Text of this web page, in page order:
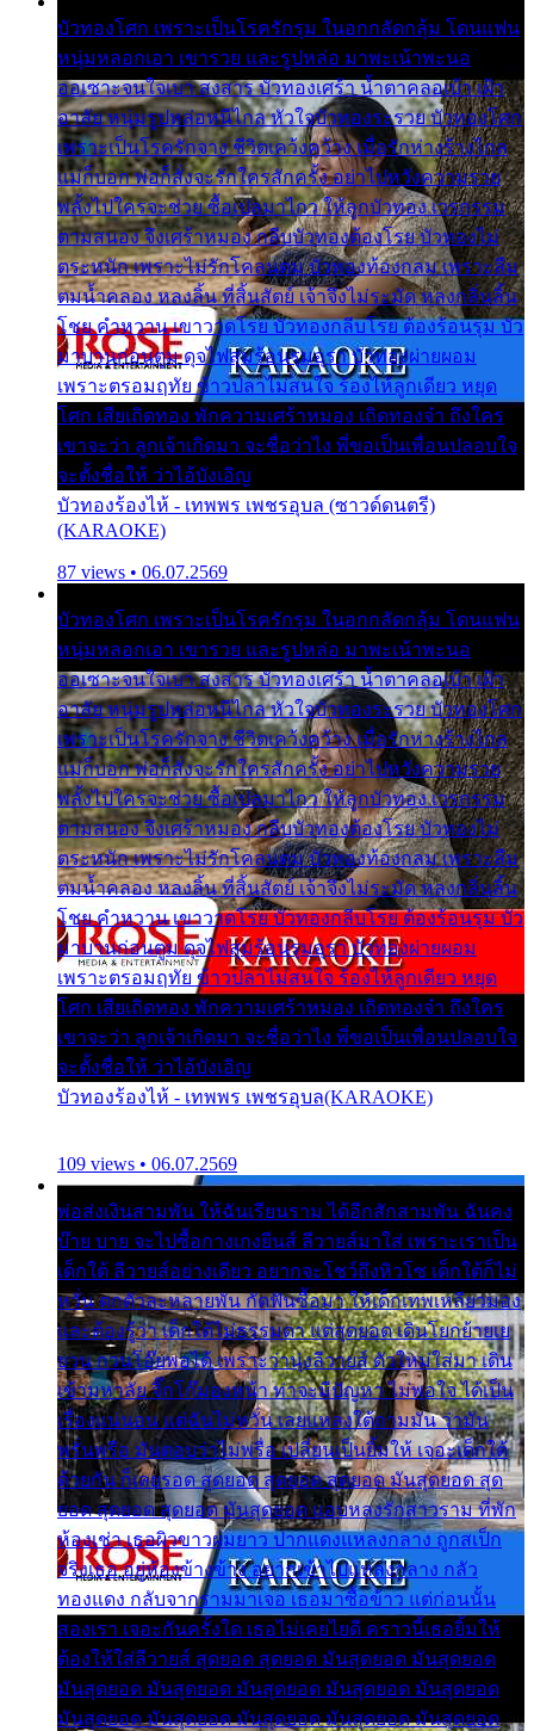
บัวทองโศก เพราะเป็นโรครักรุม ในอกกลัดกลุ้ม โดนแฟน
หนุ่มหลอกเอา เขารวย และรูปหล่อ มาพะเน้าพะนอ
ออเซาะจนใจเบา สงสาร บัวทองเศร้า น้ำตาคลอเบ้า เฝ้า
อาลัย หนุ่มรูปหล่อหนีไกล หัวใจบัวทองระรวย บัวทองโศก
เพราะเป็นโรครักจาง ชีวิตเคว้งคว้าง เมื่อรักห่างร้างไกล
แม่ก็บอก พ่อก็สั่งจะรักใครสักครั้ง อย่าไปหวังความรวย
พลั้งไปใครจะช่วย ซื้อเปลมาไกว ให้ลูกบัวทอง เวรกรรม
ตามสนอง จึงเศร้าหมอง กลีบบัวทองต้องโรย บัวทองไม่
ตระหนัก เพราะไม่รักโคลนตม บัวทองท้องกลม เพราะลืม
ตมน้ำคลอง หลงลิ้น ที่สิ้นสัตย์ เจ้าจึงไม่ระมัด หลงกลิ่นลิ้น
โชย คำหวาน เขาวาดโรย บัวทองกลีบโรย ต้องร้อนรุม บัว
มาบานก่อนตูม ดุจไฟสุมร้อนรุมอุรา บัวทองผ่ายผอม
เพราะตรอมฤทัย ข้าวปลาไม่สนใจ ร้องไห้ลูกเดียว หยุด
โศก เสียเถิดทอง พักความเศร้าหมอง เถิดทองจ๋า ถึงใคร
เขาจะว่า ลูกเจ้าเกิดมา จะชื่อว่าไง พี่ขอเป็นเพื่อนปลอบใจ
จะตั้งชื่อให้ ว่าไอ้บังเอิญ
บัวทองร้องไห้ - เทพพร เพชรอุบล (ซาวด์ดนตรี)
(KARAOKE)
87 views • 06.07.2569
บัวทองโศก เพราะเป็นโรครักรุม ในอกกลัดกลุ้ม โดนแฟน
หนุ่มหลอกเอา เขารวย และรูปหล่อ มาพะเน้าพะนอ
ออเซาะจนใจเบา สงสาร บัวทองเศร้า น้ำตาคลอเบ้า เฝ้า
อาลัย หนุ่มรูปหล่อหนีไกล หัวใจบัวทองระรวย บัวทองโศก
เพราะเป็นโรครักจาง ชีวิตเคว้งคว้าง เมื่อรักห่างร้างไกล
แม่ก็บอก พ่อก็สั่งจะรักใครสักครั้ง อย่าไปหวังความรวย
พลั้งไปใครจะช่วย ซื้อเปลมาไกว ให้ลูกบัวทอง เวรกรรม
ตามสนอง จึงเศร้าหมอง กลีบบัวทองต้องโรย บัวทองไม่
ตระหนัก เพราะไม่รักโคลนตม บัวทองท้องกลม เพราะลืม
ตมน้ำคลอง หลงลิ้น ที่สิ้นสัตย์ เจ้าจึงไม่ระมัด หลงกลิ่นลิ้น
โชย คำหวาน เขาวาดโรย บัวทองกลีบโรย ต้องร้อนรุม บัว
มาบานก่อนตูม ดุจไฟสุมร้อนรุมอุรา บัวทองผ่ายผอม
เพราะตรอมฤทัย ข้าวปลาไม่สนใจ ร้องไห้ลูกเดียว หยุด
โศก เสียเถิดทอง พักความเศร้าหมอง เถิดทองจ๋า ถึงใคร
เขาจะว่า ลูกเจ้าเกิดมา จะชื่อว่าไง พี่ขอเป็นเพื่อนปลอบใจ
จะตั้งชื่อให้ ว่าไอ้บังเอิญ
บัวทองร้องไห้ - เทพพร เพชรอุบล(KARAOKE)
109 views • 06.07.2569
พ่อส่งเงินสามพัน ให้ฉันเรียนราม ได้อีกสักสามพัน ฉันคง
บ๊าย บาย จะไปซื้อกางเกงยีนส์ ลีวายส์มาใส่ เพราะเราเป็น
เด็กใต้ ลีวายส์อย่างเดียว อยากจะโชว์ถึงหิวโซ เด็กใต้ก็ไม่
หวั่น ตกตัวละหลายพัน กัดฟันซื้อมา ให้เด็กเทพเหลียวมอง
และต้องรู้ว่า เด็กใต้ไม่ธรรมดา แต่สุดยอด เดินโยกย้ายเย
ยวน กวนโอ๊ยพอได้ เพราะว่านุ่งลีวายส์ ตัวใหม่ใส่มา เดิน
เข้ามหาลัย จิ๊กโก๊มองหน้า ท่าจะมีปัญหา ไม่พอใจ ได้เป็น
เรื่องแน่นอน แต่ฉันไม่หวั่น เลยแหลงใต้ถามมัน ว่ามัน
พรั่นพรือ มันตอบว่าไม่พรื่อ เปลี่ยนเป็นยิ้มให้ เจอะเด็กใต้
ด้วยกัน ก็เลยรอด สุดยอด สุดยอด สุดยอด มันสุดยอด สุด
ยอด สุดยอด สุดยอด มันสุดยอด แอบหลงรักสาวราม ที่พัก
ห้องเช่า เธอผิวขาวผมยาว ปากแดงแหลงกลาง ถูกสเป็ก
จริงเธอ อยู่ห้องข้างข้าง อยากเข้าไปแหลงกลาง กลัว
ทองแดง กลับจากรามมาเจอ เธอมาซื้อข้าว แต่ก่อนนั้น
สองเรา เจอะกันครั้งใด เธอไม่เคยไยดี คราวนี้เธอยิ้มให้
ต้องให้ใส่ลีวายส์ สุดยอด สุดยอด มันสุดยอด มันสุดยอด
มันสุดยอด มันสุดยอด มันสุดยอด มันสุดยอด มันสุดยอด
มันสุดยอด มันสุดยอด มันสุดยอด มันสุดยอด มันสุดยอด